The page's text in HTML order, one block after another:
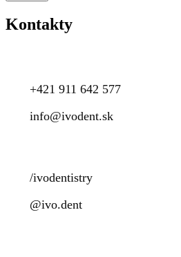
Kontakty
+421 911 642 577
info@ivodent.sk
/ivodentistry
@ivo.dent